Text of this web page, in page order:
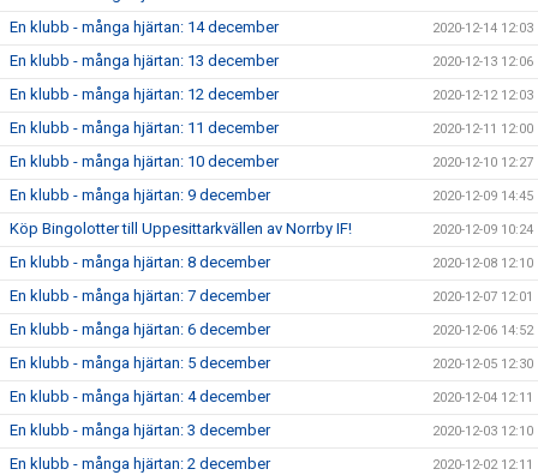
En klubb - många hjärtan: 14 december 2020-12-14 12:03
En klubb - många hjärtan: 13 december 2020-12-13 12:06
En klubb - många hjärtan: 12 december 2020-12-12 12:03
En klubb - många hjärtan: 11 december 2020-12-11 12:00
En klubb - många hjärtan: 10 december 2020-12-10 12:27
En klubb - många hjärtan: 9 december 2020-12-09 14:45
Köp Bingolotter till Uppesittarkvällen av Norrby IF! 2020-12-09 10:24
En klubb - många hjärtan: 8 december 2020-12-08 12:10
En klubb - många hjärtan: 7 december 2020-12-07 12:01
En klubb - många hjärtan: 6 december 2020-12-06 14:52
En klubb - många hjärtan: 5 december 2020-12-05 12:30
En klubb - många hjärtan: 4 december 2020-12-04 12:11
En klubb - många hjärtan: 3 december 2020-12-03 12:10
En klubb - många hjärtan: 2 december 2020-12-02 12:11